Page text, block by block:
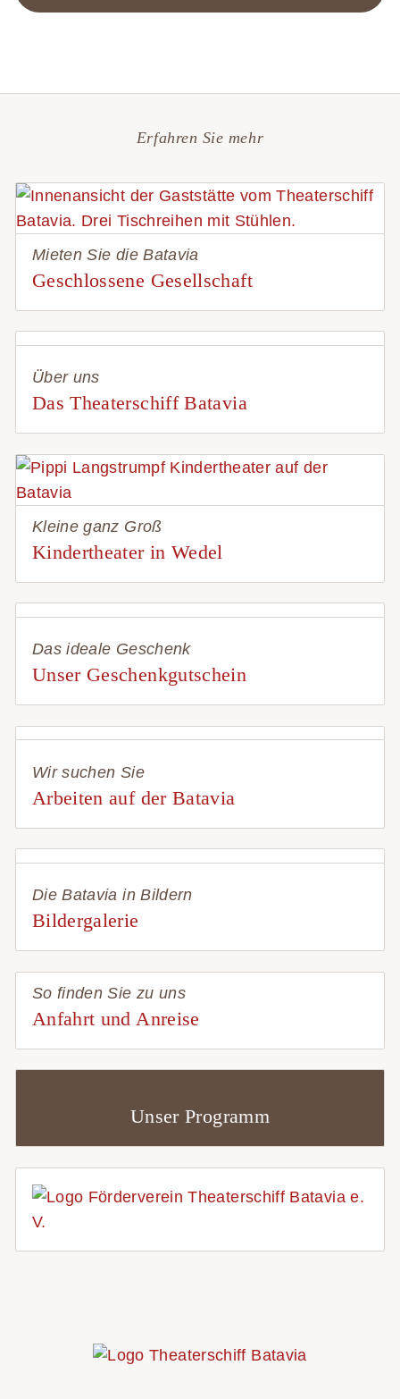
Erfahren Sie mehr
Mieten Sie die Batavia
Geschlossene Gesellschaft
Über uns
Das Theaterschiff Batavia
Kleine ganz Groß
Kindertheater in Wedel
Das ideale Geschenk
Unser Geschenkgutschein
Wir suchen Sie
Arbeiten auf der Batavia
Die Batavia in Bildern
Bildergalerie
So finden Sie zu uns
Anfahrt und Anreise
Unser Programm